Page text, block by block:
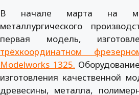
В начале марта на
металлургического
первая модель,
трёхкоординатном
Modelworks 1325.
изготовления качественной
древесины, металла,